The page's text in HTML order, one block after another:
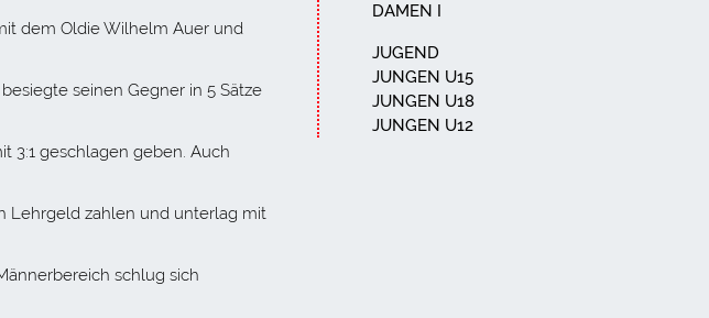
dem Oldie Wilhelm Auer und
seinen Gegner in 5 Sätze
3:1 geschlagen geben. Auch
Lehrgeld zahlen und unterlag mit
schlug sich
DAMEN I
JUGEND
JUNGEN U15
JUNGEN U18
JUNGEN U12